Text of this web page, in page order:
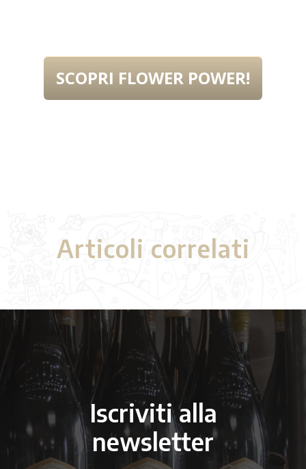
SCOPRI FLOWER POWER!
Articoli correlati
Iscriviti alla
newsletter